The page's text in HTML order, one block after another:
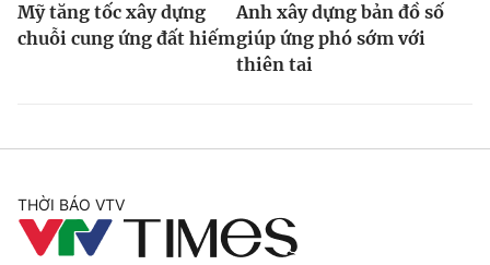
Mỹ tăng tốc xây dựng
chuỗi cung ứng đất hiếm
Anh xây dựng bản đồ số
giúp ứng phó sớm với
thiên tai
THỜI BÁO VTV